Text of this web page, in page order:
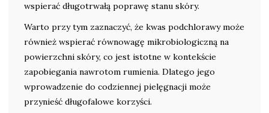
wspierać długotrwałą poprawę stanu skóry.
Warto przy tym zaznaczyć, że kwas podchlorawy może
również wspierać równowagę mikrobiologiczną na
powierzchni skóry, co jest istotne w kontekście
zapobiegania nawrotom rumienia. Dlatego jego
wprowadzenie do codziennej pielęgnacji może
przynieść długofalowe korzyści.